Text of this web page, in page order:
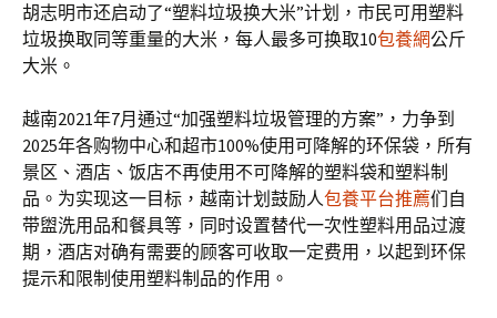
胡志明市还启动了“塑料垃圾换大米”计划，市民可用塑料
垃圾换取同等重量的大米，每人最多可换取10包養網公斤
大米。
越南2021年7月通过“加强塑料垃圾管理的方案”，力争到
2025年各购物中心和超市100%使用可降解的环保袋，所有
景区、酒店、饭店不再使用不可降解的塑料袋和塑料制
品。为实现这一目标，越南计划鼓励人包養平台推薦们自
带盥洗用品和餐具等，同时设置替代一次性塑料用品过渡
期，酒店对确有需要的顾客可收取一定费用，以起到环保
提示和限制使用塑料制品的作用。